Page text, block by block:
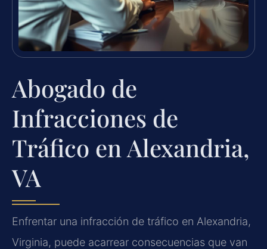
Abogado de
Infracciones de
Tráfico en Alexandria,
VA
Enfrentar una infracción de tráfico en Alexandria,
Virginia, puede acarrear consecuencias que van